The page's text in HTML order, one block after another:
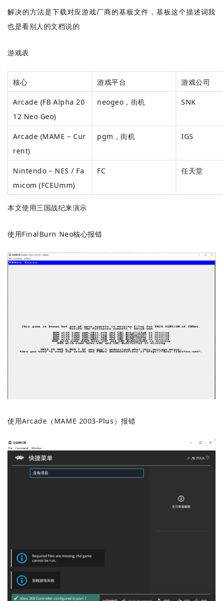
解决的方法是下载对应游戏厂商的基板文件，基板这个描述词我
也是看别人的文档说的
游戏表
核心 游戏平台 游戏公司
Arcade (FB Alpha 20
12 Neo Geo)
neogeo，街机 SNK
Arcade (MAME – Cur
rent)
pgm，街机 IGS
Nintendo – NES / Fa
micom (FCEUmm)
FC 任天堂
本文使用三国战纪来演示
使用FinalBurn Neo核心报错
使用Arcade（MAME 2003-Plus）报错